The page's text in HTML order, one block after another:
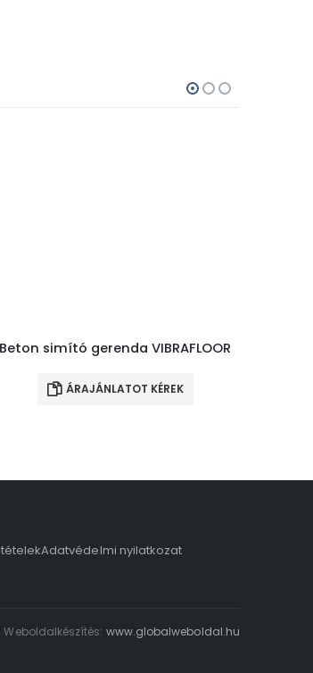
Beton simító gerenda VIBRAFLOOR
ÁRAJÁNLATOT KÉREK
Adatvédelmi nyilatkozat
Weboldalkészítés: www.globalweboldal.hu